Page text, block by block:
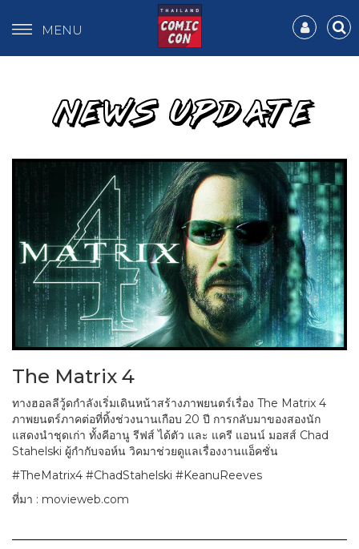
MENU
NEWS UPDATE
The Matrix 4
ทางฮอลลีวู้ดกำลังเริ่มเดินหน้าสร้างภาพยนตร์เรื่อง The Matrix 4
ภาพยนตร์ภาคต่อที่ทิ้งช่วงนานเกือบ 20 ปี การกลับมาของสองนัก
แสดงนำชุดเก่า ทั้งคีอานู รีฟส์ ได้ตัว และ แครี แอนน์ มอสส์ Chad
Stahelski ผู้กำกับจอห์น วิคมาช่วยดูแลเรื่องงานแอ็คชั่น
#TheMatrix4 #ChadStahelski #KeanuReeves
ที่มา : movieweb.com